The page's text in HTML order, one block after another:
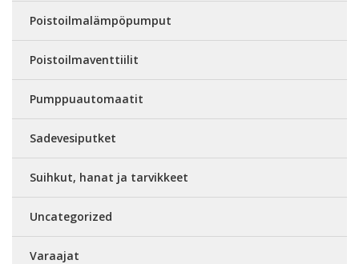
Poistoilmalämpöpumput
Poistoilmaventtiilit
Pumppuautomaatit
Sadevesiputket
Suihkut, hanat ja tarvikkeet
Uncategorized
Varaajat